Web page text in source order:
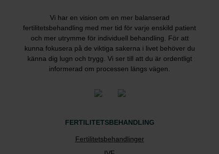
Vi har en vision om en mer balanserad
fertilitetsbehandling med mer tid för varje enskild patient
och mer utrymme för individuell behandling. För att
kunna fokusera på de viktiga sakerna i livet behöver du
känna dig lugn och trygg. Vi ser till att du är ordentligt
informerad om processen längs vägen.
FERTILITETSBEHANDLING
Fertilitetsbehandlinger